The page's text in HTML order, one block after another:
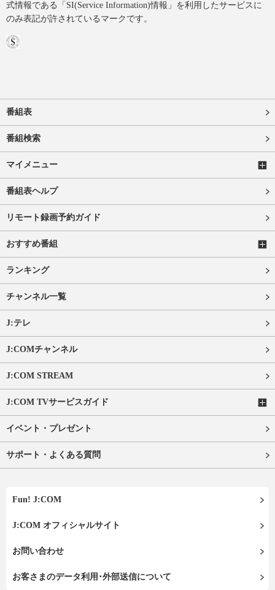
式情報である「SI(Service Information)情報」を利用したサービスに
のみ表記が許されているマークです。
番組表
番組検索
マイメニュー
番組表ヘルプ
リモート録画予約ガイド
おすすめ番組
ランキング
チャンネル一覧
J:テレ
J:COMチャンネル
J:COM STREAM
J:COM TVサービスガイド
イベント・プレゼント
サポート・よくある質問
Fun! J:COM
J:COM オフィシャルサイト
お問い合わせ
お客さまのデータ利用･外部送信について